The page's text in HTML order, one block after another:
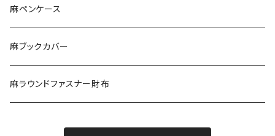
ポシェット
ポーチ
エチケットポーチ
麻ペンケース
麻ブックカバー
麻ラウンドファスナー財布